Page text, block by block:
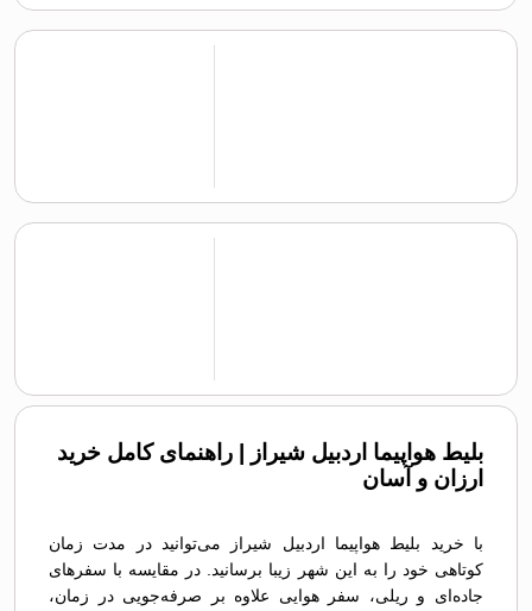
بلیط هواپیما اردبیل شیراز | راهنمای کامل خرید
ارزان و آسان
با خرید بلیط هواپیما اردبیل شیراز می‌توانید در مدت زمان
کوتاهی خود را به این شهر زیبا برسانید. در مقایسه با سفرهای
جاده‌ای و ریلی، سفر هوایی علاوه بر صرفه‌جویی در زمان،